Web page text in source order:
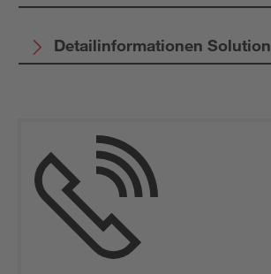
Detailinformationen